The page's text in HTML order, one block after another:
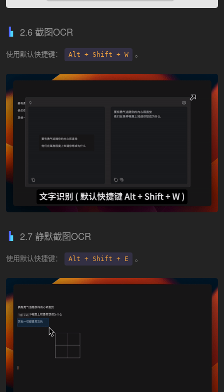
2.6 截图OCR
使用默认快捷键： Alt + Shift + W 。
2.7 静默截图OCR
使用默认快捷键： Alt + Shift + E 。